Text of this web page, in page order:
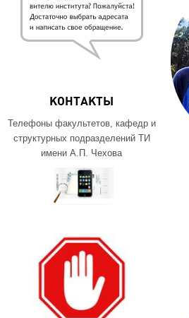
КОНТАКТЫ
Телефоны факультетов, кафедр и
структурных подразделений ТИ
имени А.П. Чехова